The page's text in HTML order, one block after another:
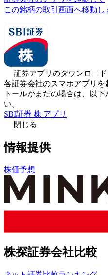
この銘柄の取引画面へ移動し
証券アプリのダウンロー
各証券会社のスマホアプリ
トールがまだの場合は、以
い。
SBI証券 株 アプリ
閉じる
情報提供
株価予想
株探証券会社比較